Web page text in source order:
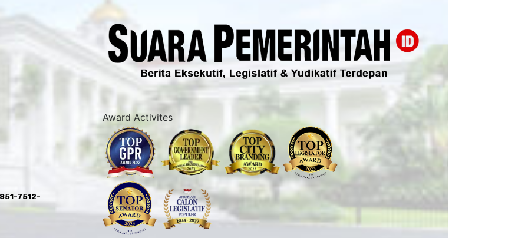
7512-
Award Activites